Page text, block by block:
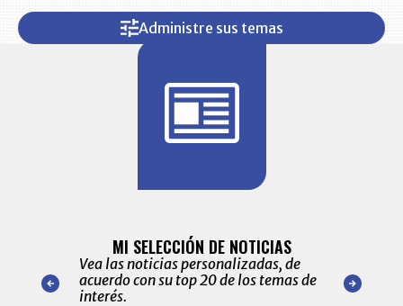
Administre sus temas
nuestro
para
MI SELECCIÓN DE NOTICIAS
Vea las noticias personalizadas, de
acuerdo con su top 20 de los temas de
interés.
de las